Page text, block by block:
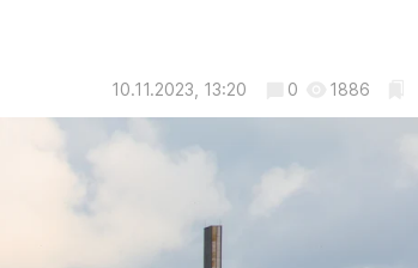
10.11.2023, 13:20 0 1886